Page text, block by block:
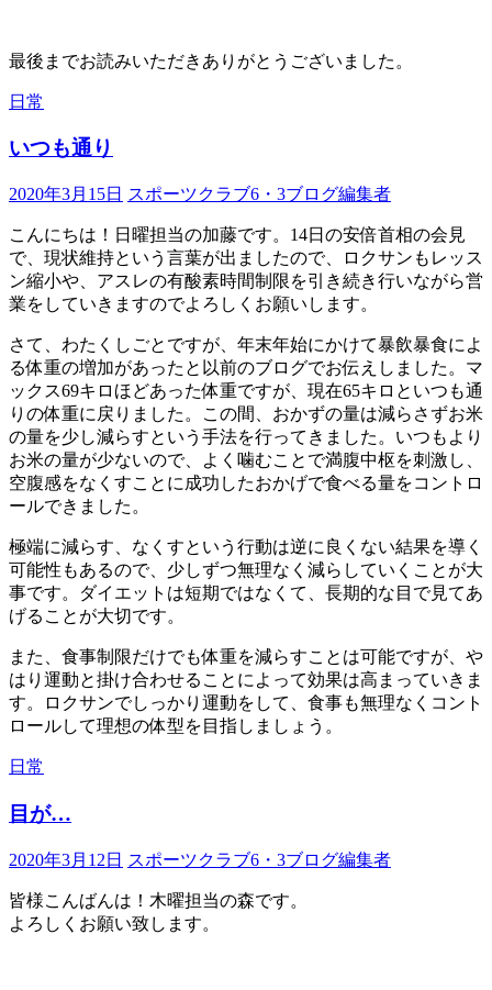
最後までお読みいただきありがとうございました。
日常
いつも通り
2020年3月15日 スポーツクラブ6・3ブログ編集者
こんにちは！日曜担当の加藤です。14日の安倍首相の会見
で、現状維持という言葉が出ましたので、ロクサンもレッス
ン縮小や、アスレの有酸素時間制限を引き続き行いながら営
業をしていきますのでよろしくお願いします。
さて、わたくしごとですが、年末年始にかけて暴飲暴食によ
る体重の増加があったと以前のブログでお伝えしました。マ
ックス69キロほどあった体重ですが、現在65キロといつも通
りの体重に戻りました。この間、おかずの量は減らさずお米
の量を少し減らすという手法を行ってきました。いつもより
お米の量が少ないので、よく噛むことで満腹中枢を刺激し、
空腹感をなくすことに成功したおかげで食べる量をコントロ
ールできました。
極端に減らす、なくすという行動は逆に良くない結果を導く
可能性もあるので、少しずつ無理なく減らしていくことが大
事です。ダイエットは短期ではなくて、長期的な目で見てあ
げることが大切です。
また、食事制限だけでも体重を減らすことは可能ですが、や
はり運動と掛け合わせることによって効果は高まっていきま
す。ロクサンでしっかり運動をして、食事も無理なくコント
ロールして理想の体型を目指しましょう。
日常
目が…
2020年3月12日 スポーツクラブ6・3ブログ編集者
皆様こんばんは！木曜担当の森です。
よろしくお願い致します。